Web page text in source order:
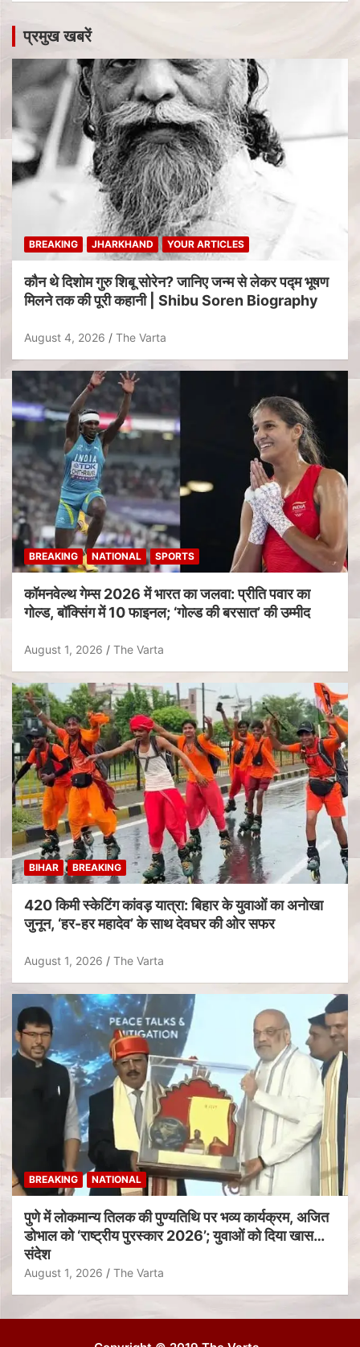
प्रमुख खबरें
BREAKING JHARKHAND YOUR ARTICLES
कौन थे दिशोम गुरु शिबू सोरेन? जानिए जन्म से लेकर पद्म भूषण
मिलने तक की पूरी कहानी | Shibu Soren Biography
August 4, 2026 The Varta
BREAKING NATIONAL SPORTS
कॉमनवेल्थ गेम्स 2026 में भारत का जलवा: प्रीति पवार का
गोल्ड, बॉक्सिंग में 10 फाइनल; ‘गोल्ड की बरसात’ की उम्मीद
August 1, 2026 The Varta
BIHAR BREAKING
420 किमी स्केटिंग कांवड़ यात्रा: बिहार के युवाओं का अनोखा
जुनून, ‘हर-हर महादेव’ के साथ देवघर की ओर सफर
August 1, 2026 The Varta
BREAKING NATIONAL
पुणे में लोकमान्य तिलक की पुण्यतिथि पर भव्य कार्यक्रम, अजित
डोभाल को ‘राष्ट्रीय पुरस्कार 2026’; युवाओं को दिया खास
संदेश
August 1, 2026 The Varta